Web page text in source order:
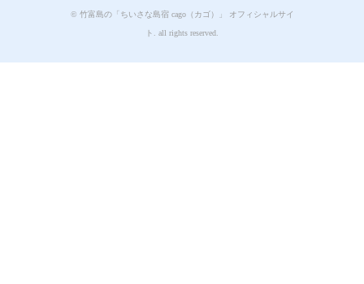
© 竹富島の「ちいさな島宿 cago（カゴ）」 オフィシャルサイ
ト. all rights reserved.